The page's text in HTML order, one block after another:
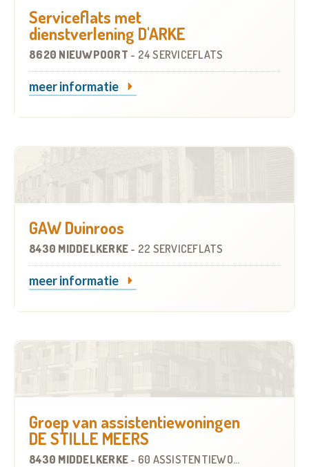
Serviceflats met
dienstverlening D'ARKE
8620 NIEUWPOORT - 24 SERVICEFLATS
meer informatie
GAW Duinroos
8430 MIDDELKERKE - 22 SERVICEFLATS
meer informatie
Groep van assistentiewoningen
DE STILLE MEERS
8430 MIDDELKERKE - 60 ASSISTENTIEWONINGEN